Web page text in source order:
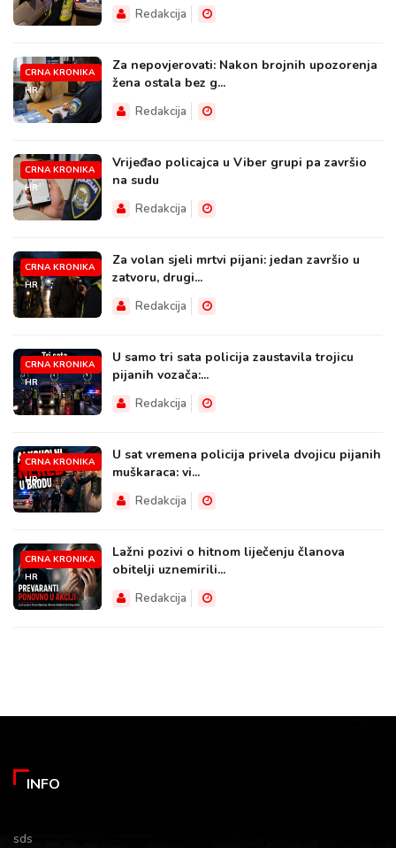
Redakcija
CRNA KRONIKA
HR
Za nepovjerovati: Nakon brojnih upozorenja
žena ostala bez g...
Redakcija
CRNA KRONIKA
HR
Vrijeđao policajca u Viber grupi pa završio
na sudu
Redakcija
CRNA KRONIKA
HR
Za volan sjeli mrtvi pijani: jedan završio u
zatvoru, drugi...
Redakcija
CRNA KRONIKA
HR
U samo tri sata policija zaustavila trojicu
pijanih vozača:...
Redakcija
CRNA KRONIKA
HR
U sat vremena policija privela dvojicu pijanih
muškaraca: vi...
Redakcija
CRNA KRONIKA
HR
Lažni pozivi o hitnom liječenju članova
obitelji uznemirili...
Redakcija
INFO
sds